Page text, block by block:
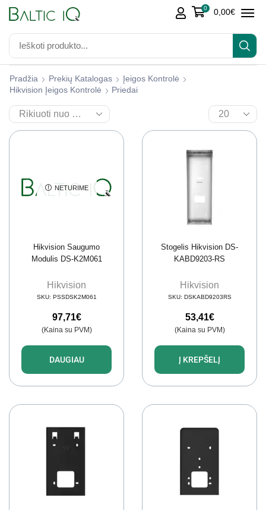
0 0,00€
Pradžia Prekių Katalogas
Įeigos Kontrolė
Hikvision Įeigos Kontrolė
Priedai
NETURIME
Hikvision Saugumo
Modulis DS-K2M061
Hikvision
SKU: PSSDSK2M061
97,71€
(Kaina su PVM)
DAUGIAU
Stogelis Hikvision DS-
KABD9203-RS
Hikvision
SKU: DSKABD9203RS
53,41€
(Kaina su PVM)
Į KREPŠELĮ